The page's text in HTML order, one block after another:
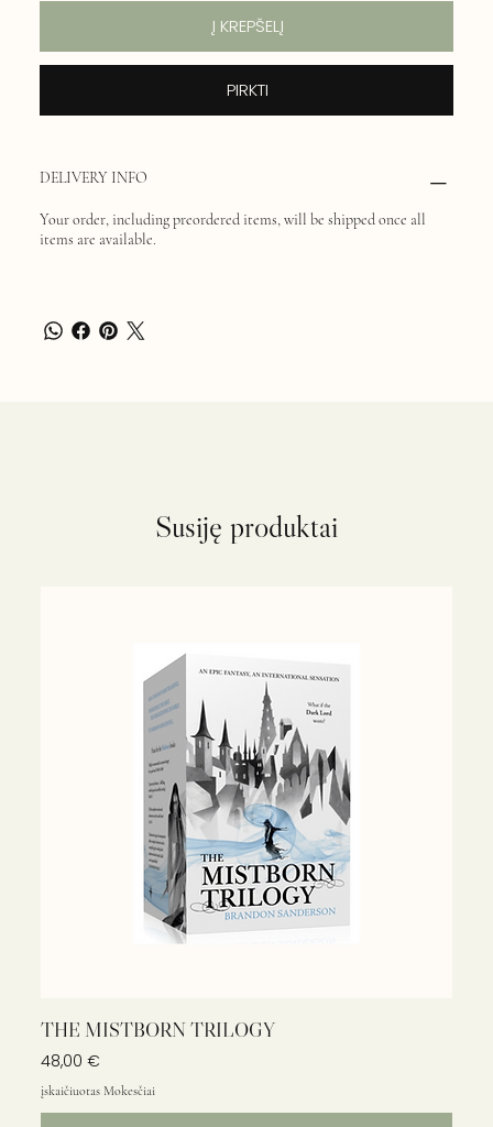
Į KREPŠELĮ
PIRKTI
DELIVERY INFO
Your order, including preordered items, will be shipped once all
items are available.
Susiję produktai
THE MISTBORN TRILOGY
Kaina
48,00 €
įskaičiuotas Mokesčiai